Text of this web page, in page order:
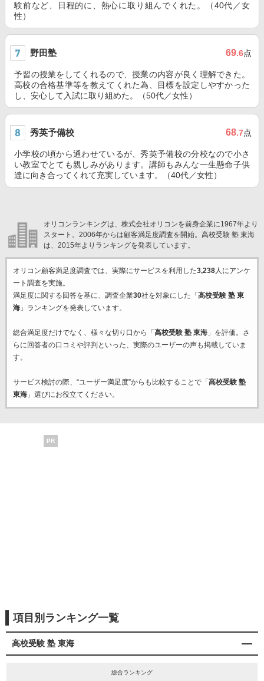
験前など、日程的に、熱心に取り組んでくれた。（40代／女
性）
野田塾 69.6点
予習の授業をしてくれるので、授業の内容が良く理解できた。
高校の合格基準等を教えてくれた為、目標を設定しやすかった
し、安心して入試に取り組めた。（50代／女性）
秀英予備校 68.7点
小学校の頃から通わせているが、秀英予備校の分校なので小さ
い教室でとても親しみがあります。講師もみんな一生懸命子供
達に向き合ってくれて充実しています。（40代／女性）
オリコンランキングは、株式会社オリコンを前身企業に1967年より
スタート。2006年からは顧客満足度調査を開始。高校受験 塾 東海
は、2015年よりランキングを発表しています。
オリコン顧客満足度調査では、実際にサービスを利用した3,238人にアンケ
ート調査を実施。
満足度に関する回答を基に、調査企業30社を対象にした「 高校受験 塾 東
海」ランキングを発表しています。
総合満足度だけでなく、様々な切り口から「 高校受験 塾 東海」を評価。さ
らに回答者の口コミや評判といった、実際のユーザーの声も掲載していま
す。
サービス検討の際、“ユーザー満足度”からも比較することで「 高校受験 塾
東海」選びにお役立てください。
PR
項目別ランキング一覧
高校受験 塾 東海
総合ランキング